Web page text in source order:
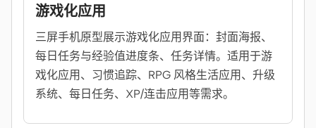
游戏化应用
三屏手机原型展示游戏化应用界面：封面海报、
每日任务与经验值进度条、任务详情。适用于游
戏化应用、习惯追踪、RPG 风格生活应用、升级
系统、每日任务、XP/连击应用等需求。